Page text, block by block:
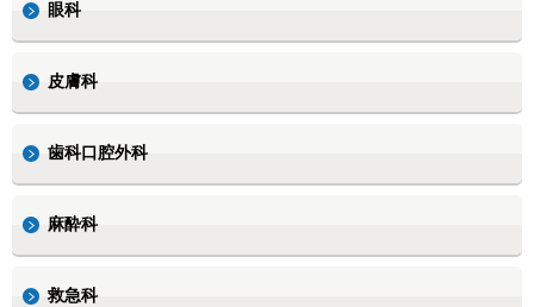
眼科
皮膚科
歯科口腔外科
麻酔科
救急科